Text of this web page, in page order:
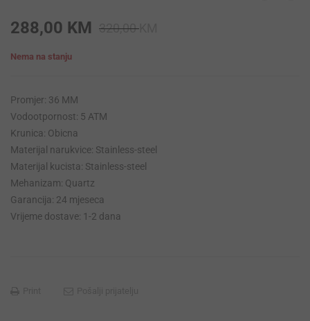
320,00
288,00 KM
Nema na stanju
Promjer: 36 MM
Vodootpornost: 5 ATM
Krunica: Obicna
Materijal narukvice: Stainless-steel
Materijal kucista: Stainless-steel
Mehanizam: Quartz
Garancija: 24 mjeseca
Vrijeme dostave: 1-2 dana